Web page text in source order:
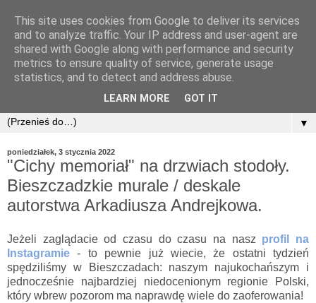
▼
poniedziałek, 3 stycznia 2022
"Cichy memoriał" na drzwiach stodoły.
Bieszczadzkie murale / deskale
autorstwa Arkadiusza Andrejkowa.
Jeżeli zaglądacie od czasu do czasu na nasz profil na
Instagramie - to pewnie już wiecie, że ostatni tydzień
spędziliśmy w Bieszczadach: naszym najukochańszym i
jednocześnie najbardziej niedocenionym regionie Polski,
który wbrew pozorom ma naprawdę wiele do zaoferowania!
This site uses cookies from Google to deliver its services
and to analyze traffic. Your IP address and user-agent are
shared with Google along with performance and security
metrics to ensure quality of service, generate usage
statistics, and to detect and address abuse.
LEARN MORE GOT IT